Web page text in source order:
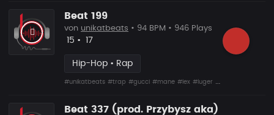
Beat 199
von unikatbeats • 94 BPM • 946 Plays
Likes
15 • Vorgeschlagen
17
Hip-Hop • Rap
#unikatbeats #trap #gucci #mane #lex #luger #drumma
Beat 337 (prod. Przybysz aka)